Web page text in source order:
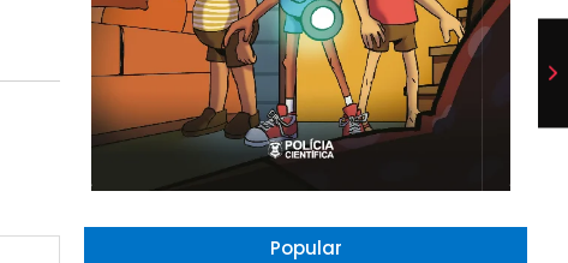
Popular